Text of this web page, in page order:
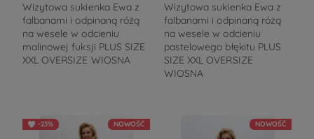
Wizytowa sukienka Ewa z
falbanami i odpinaną różą
na wesele w odcieniu
malinowej fuksji PLUS SIZE
XXL OVERSIZE WIOSNA
Wizytowa sukienka Ewa z
falbanami i odpinaną różą
na wesele w odcieniu
pastelowego błękitu PLUS
SIZE XXL OVERSIZE
WIOSNA
-23% NOWOŚĆ NOWOŚĆ